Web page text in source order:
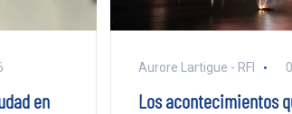
en
Aurore Lartigue - RFI
Los acontecimientos